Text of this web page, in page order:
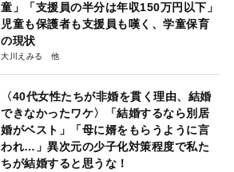
童」「支援員の半分は年収150万円以下」
児童も保護者も支援員も嘆く、学童保育
の現状
大川えみる
〈40代女性たちが非婚を貫く理由、結婚
できなかったワケ〉「結婚するなら別居
婚がベスト」「母に婿をもらうように言
われ…」異次元の少子化対策程度で私た
ちが結婚すると思うな！